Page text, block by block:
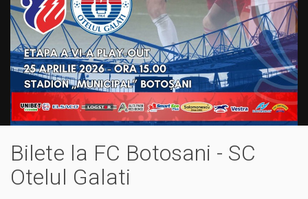
Bilete la FC Botosani - SC
Otelul Galati